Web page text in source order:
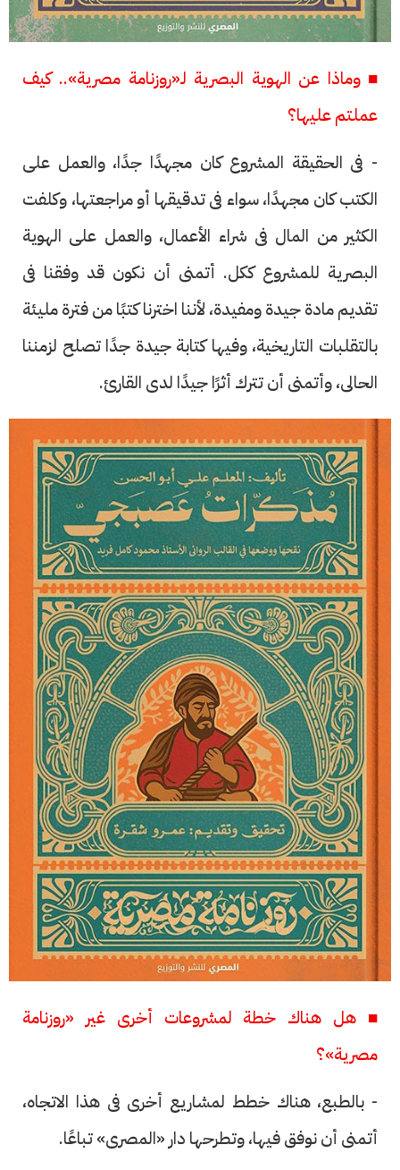
■ وماذا عن الهوية البصرية لـ«روزنامة مصرية».. كيف
عملتم عليها؟
- فى الحقيقة المشروع كان مجهدًا جدًا، والعمل على
الكتب كان مجهدًا، سواء فى تدقيقها أو مراجعتها، وكلفت
الكثير من المال فى شراء الأعمال، والعمل على الهوية
البصرية للمشروع ككل. أتمنى أن نكون قد وفقنا فى
تقديم مادة جيدة ومفيدة، لأننا اخترنا كتبًا من فترة مليئة
بالتقلبات التاريخية، وفيها كتابة جيدة جدًا تصلح لزمننا
الحالى، وأتمنى أن تترك أثرًا جيدًا لدى القارئ.
■ هل هناك خطة لمشروعات أخرى غير «روزنامة
مصرية»؟
- بالطبع، هناك خطط لمشاريع أخرى فى هذا الاتجاه،
أتمنى أن نوفق فيها، وتطرحها دار «المصرى» تباعًا.